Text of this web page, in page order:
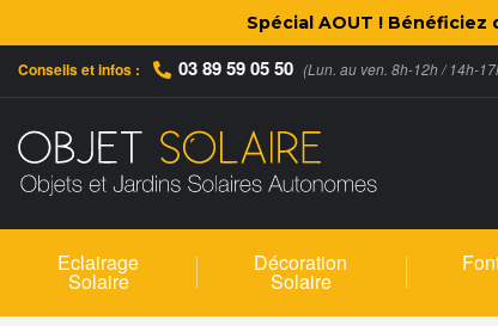
Spécial AOUT ! Bénéficiez
Conseils et infos : 03 89 59 05 50 (Lun. au ven. 8h-12h / 14h-
Eclairage
Solaire
Décoration
Solaire